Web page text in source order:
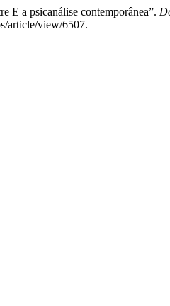
E a psicanálise contemporânea”.
article/view/6507.